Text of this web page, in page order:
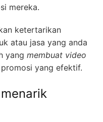
mereka.
ketertarikan
atau jasa yang anda
yang membuat video
yang efektif.